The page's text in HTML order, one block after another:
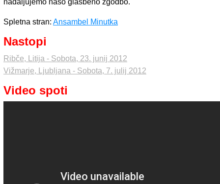
nadaljujemo našo glasbeno zgodbo.
Spletna stran: Ansambel Minutka
Nastopi
Ribče, Litija - Sobota, 23. junij 2012
Vižmarje, Ljubljana - Sobota, 7. julij 2012
Video spoti